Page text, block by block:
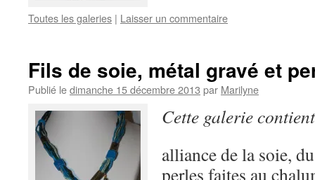
Toutes les galeries | Laisser un commentaire
Fils de soie, métal gravé et
Publié ledimanche 15 décembre 2013 par Marilyne
Cette galerie
alliance de la soie,
perles faites au